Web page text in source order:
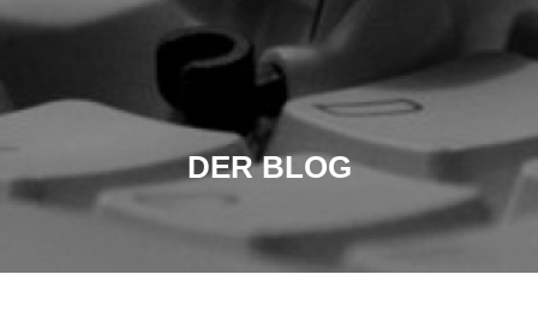
DER BLOG